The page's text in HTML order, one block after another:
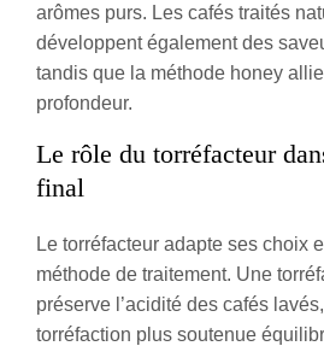
arômes purs. Les cafés traités
développent également des
tandis que la méthode honey
profondeur.
Le rôle du torréfacteur
final
Le torréfacteur adapte ses choix
méthode de traitement. Une
préserve l’acidité des cafés
torréfaction plus soutenue